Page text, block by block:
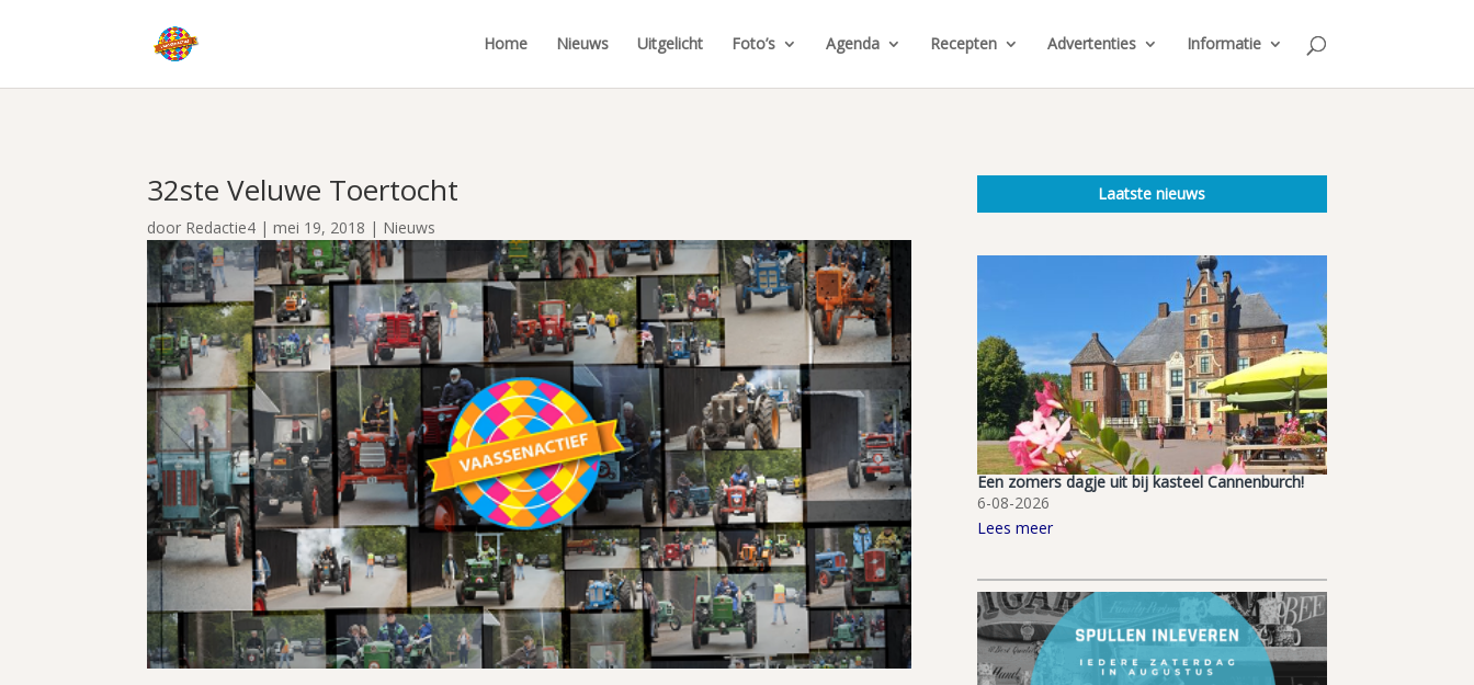
Home Nieuws Uitgelicht Foto’s Agenda Recepten Advertenties Informatie
32ste Veluwe Toertocht
door Redactie4 |mei 19, 2018 | Nieuws
Laatste nieuws
Een zomers dagje uit bij kasteel Cannenburch!
6-08-2026
Lees meer